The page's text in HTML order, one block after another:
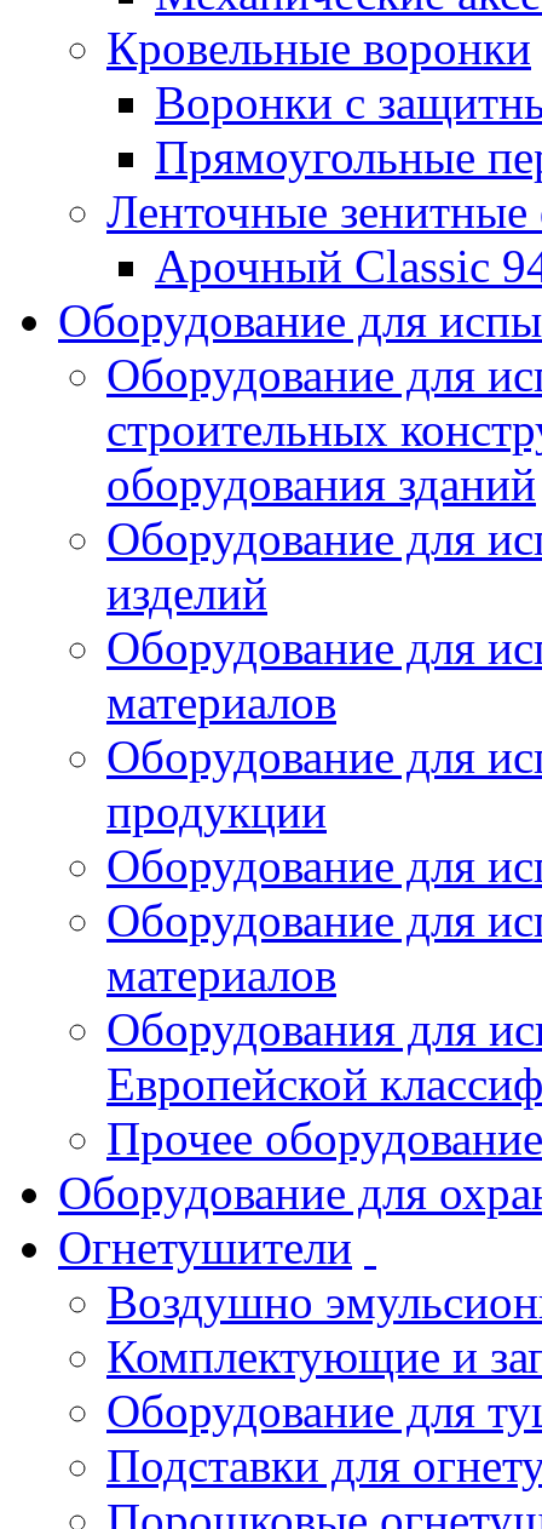
Кровельные воронки
Воронки с
Прямоугольные
Ленточные
Арочный Classic
Оборудование для
Оборудование для
строительных
оборудования зданий
Оборудование для
изделий
Оборудование для
материалов
Оборудование для
продукции
Оборудование для
Оборудование для
материалов
Оборудования для
Европейской
Прочее оборудование
Оборудование для
Огнетушители
Воздушно
Комплектующие и
Оборудование для
Подставки для